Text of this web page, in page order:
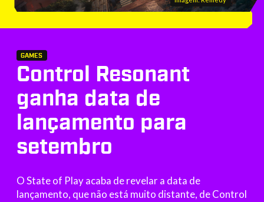
GAMES
Control Resonant
ganha data de
lançamento para
setembro
O State of Play acaba de revelar a data de
lançamento, que não está muito distante, de Control